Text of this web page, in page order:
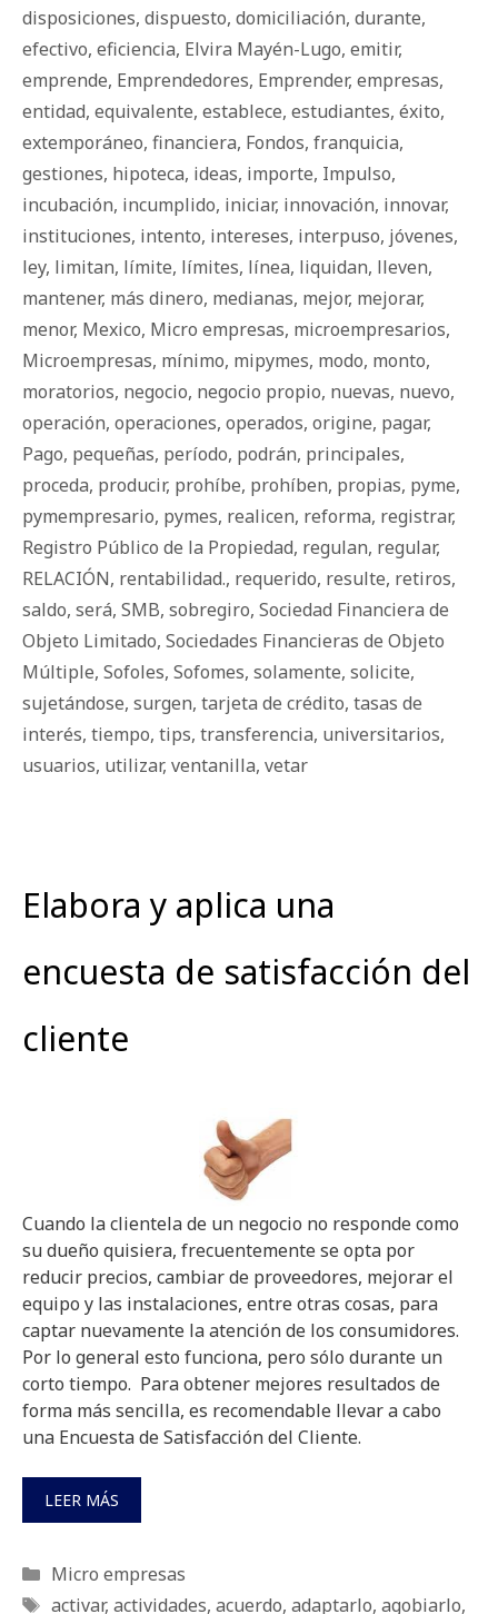
disposiciones, dispuesto, domiciliación, durante,
efectivo, eficiencia, Elvira Mayén-Lugo, emitir,
emprende, Emprendedores, Emprender, empresas,
entidad, equivalente, establece, estudiantes, éxito,
extemporáneo, financiera, Fondos, franquicia,
gestiones, hipoteca, ideas, importe, Impulso,
incubación, incumplido, iniciar, innovación, innovar,
instituciones, intento, intereses, interpuso, jóvenes,
ley, limitan, límite, límites, línea, liquidan, lleven,
mantener, más dinero, medianas, mejor, mejorar,
menor, Mexico, Micro empresas, microempresarios,
Microempresas, mínimo, mipymes, modo, monto,
moratorios, negocio, negocio propio, nuevas, nuevo,
operación, operaciones, operados, origine, pagar,
Pago, pequeñas, período, podrán, principales,
proceda, producir, prohíbe, prohíben, propias, pyme,
pymempresario, pymes, realicen, reforma, registrar,
Registro Público de la Propiedad, regulan, regular,
RELACIÓN, rentabilidad., requerido, resulte, retiros,
saldo, será, SMB, sobregiro, Sociedad Financiera de
Objeto Limitado, Sociedades Financieras de Objeto
Múltiple, Sofoles, Sofomes, solamente, solicite,
sujetándose, surgen, tarjeta de crédito, tasas de
interés, tiempo, tips, transferencia, universitarios,
usuarios, utilizar, ventanilla, vetar
Elabora y aplica una
encuesta de satisfacción del
cliente
Cuando la clientela de un negocio no responde como
su dueño quisiera, frecuentemente se opta por
reducir precios, cambiar de proveedores, mejorar el
equipo y las instalaciones, entre otras cosas, para
captar nuevamente la atención de los consumidores.
Por lo general esto funciona, pero sólo durante un
corto tiempo. Para obtener mejores resultados de
forma más sencilla, es recomendable llevar a cabo
una Encuesta de Satisfacción del Cliente.
LEER MÁS
Categorías
Micro empresas
Etiquetas
activar, actividades, acuerdo, adaptarlo, agobiarlo,